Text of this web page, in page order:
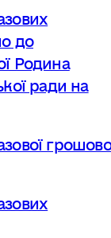
до
Родина
ради на